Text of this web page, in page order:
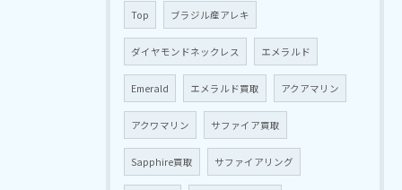
Top ブラジル産アレキ
ダイヤモンドネックレス エメラルド
Emerald エメラルド買取 アクアマリン
アクワマリン サファイア買取
Sapphire買取 サファイアリング